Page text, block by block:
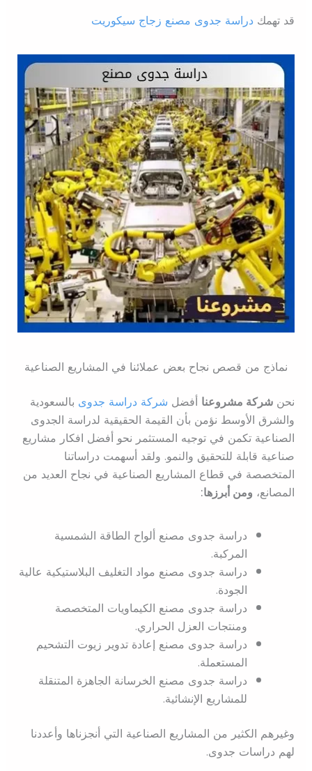
قد تهمك دراسة جدوى مصنع زجاج سيكوريت
نماذج من قصص نجاح بعض عملائنا في المشاريع الصناعية
نحن شركة مشروعناأفضل شركة دراسة جدوىبالسعودية
والشرق الأوسط نؤمن بأن القيمة الحقيقية لدراسة الجدوى
الصناعية تكمن في توجيه المستثمر نحو أفضل افكار مشاريع
صناعية قابلة للتحقيق والنمو. ولقد أسهمت دراساتنا
المتخصصة في قطاع المشاريع الصناعية في نجاح العديد من
المصانع، ومن أبرزها:
دراسة جدوى مصنع ألواح الطاقة الشمسية
المركبة.
دراسة جدوى مصنع مواد التغليف البلاستيكية عالية
الجودة.
دراسة جدوى مصنع الكيماويات المتخصصة
ومنتجات العزل الحراري.
دراسة جدوى مصنع إعادة تدوير زيوت التشحيم
المستعملة.
دراسة جدوى مصنع الخرسانة الجاهزة المتنقلة
للمشاريع الإنشائية.
وغيرهم الكثير من المشاريع الصناعية التي أنجزناها وأعددنا
لهم دراسات جدوى.